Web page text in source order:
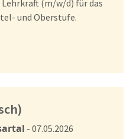
(m/w/d) für das
und Oberstufe.
- 07.05.2026